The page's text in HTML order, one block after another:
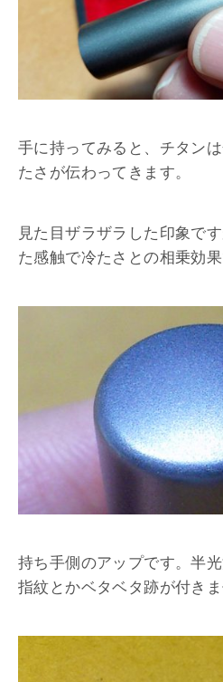
手に持ってみると、チタン
たさが伝わってきます。
見た目ザラザラした印象で
た感触で冷たさとの相乗効
持ち手側のアップです。半
指紋とかベタベタ跡が付きま